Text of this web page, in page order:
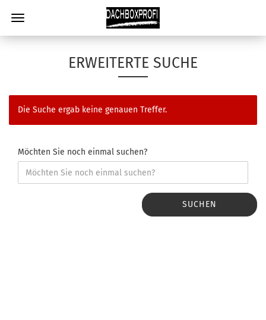
ERWEITERTE SUCHE
Die Suche ergab keine genauen Treffer.
Möchten Sie noch einmal suchen?
SUCHEN